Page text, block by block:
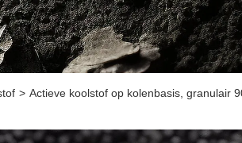
> Actieve koolstof op kolenbasis, granulair